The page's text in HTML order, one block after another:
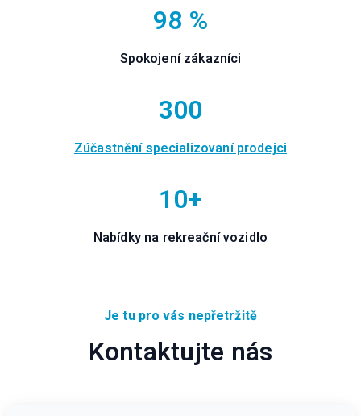
98 %
Spokojení zákazníci
300
Zúčastnění specializovaní prodejci
10+
Nabídky na rekreační vozidlo
Je tu pro vás nepřetržitě
Kontaktujte nás